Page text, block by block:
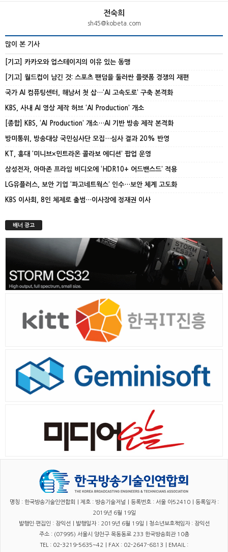
전숙희
sh45@kobeta.com
많이 본 기사
[기고] 카카오와 업스테이지의 이유 있는 동맹
[기고] 월드컵이 남긴 것: 스포츠 팬덤을 둘러싼 플랫폼 경쟁의 재편
국가 AI 컴퓨팅센터, 해남서 첫 삽…‘AI 고속도로’ 구축 본격화
KBS, 사내 AI 영상 제작 허브 ‘AI Production’ 개소
[종합] KBS, ‘AI Production’ 개소…AI 기반 방송 제작 본격화
방미통위, 방송대상 국민심사단 모집…심사 결과 20% 반영
KT, 홍대 ‘미니브×민트라온 콜라보 에디션’ 팝업 운영
삼성전자, 아마존 프라임 비디오에 ‘HDR10+ 어드밴스드’ 적용
LG유플러스, 보안 기업 ‘파고네트웍스’ 인수…보안 체계 고도화
KBS 이사회, 8인 체제로 출범…이사장에 정재권 이사
배너 광고
명칭 : 한국방송기술인연합회｜제호 : 방송기술저널｜등록번호 : 서울 아52410｜등록일자 :
2019년 6월 19일
발행인·편집인 : 장익선｜발행일자 : 2019년 6월 19일｜청소년보호책임자 : 장익선
주소 : (07995) 서울시 양천구 목동동로 233 한국방송회관 10층
TEL : 02-3219-5635~42｜FAX : 02-2647-6813｜EMAIL :